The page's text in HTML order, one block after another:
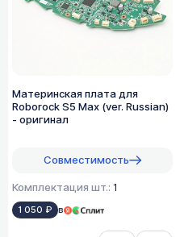
Материнская плата для
Roborock S5 Max (ver. Russian)
- оригинал
Совместимость
Комплектация шт.: 1
1 050 ₽ в